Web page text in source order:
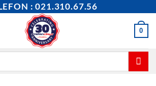
: 021.310.67.56
0